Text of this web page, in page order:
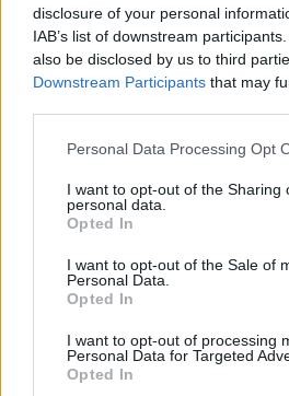
disclosure of your personal
IAB’s list of downstream
also be disclosed by us to third
Downstream Participants that may
Personal Data Processing Opt
I want to opt-out of the Sharing
personal data.
Opted In
I want to opt-out of the Sale of
Personal Data.
Opted In
I want to opt-out of processing
Personal Data for Targeted
Opted In